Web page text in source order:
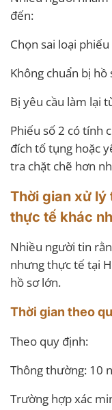
đến:
Chọn sai loại
Không chuẩn bị hồ
Bị yêu cầu làm lại
Phiếu số 2 có tính
đích tố tụng hoặc
tra chặt chẽ hơn
Thời gian xử lý
thực tế khác
Nhiều người tin
nhưng thực tế tại
hồ sơ lớn.
Thời gian theo
Theo quy định:
Thông thường: 10
Trường hợp xác